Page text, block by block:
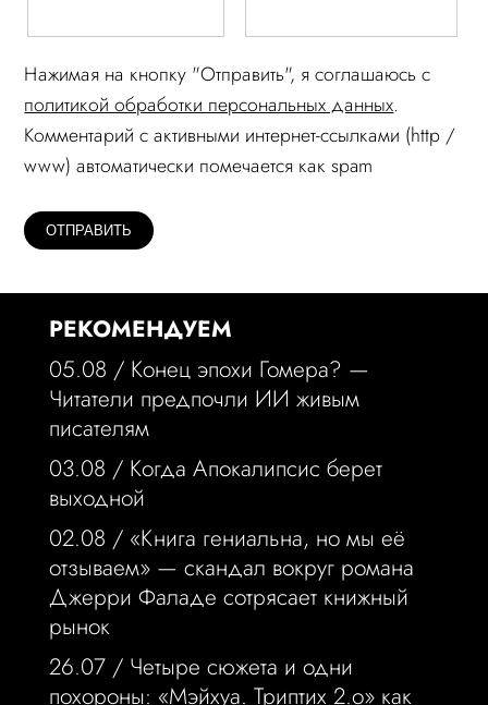
Нажимая на кнопку "Отправить", я соглашаюсь c
политикой обработки персональных данных.
Комментарий c активными интернет-ссылками (http /
www) автоматически помечается как spam
РЕКОМЕНДУЕМ
05.08 / Конец эпохи Гомера? —
Читатели предпочли ИИ живым
писателям
03.08 / Когда Апокалипсис берет
выходной
02.08 / «Книга гениальна, но мы её
отзываем» — скандал вокруг романа
Джерри Фаладе сотрясает книжный
рынок
26.07 / Четыре сюжета и одни
похороны: «Мэйхуа. Триптих 2.o» как